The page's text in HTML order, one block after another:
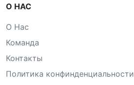
О НАС
О Нас
Команда
Контакты
Политика конфинденциальности